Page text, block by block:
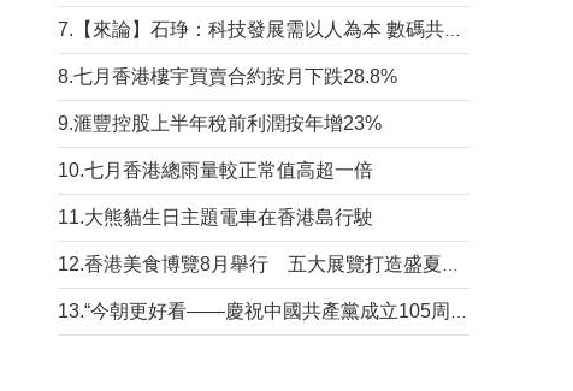
8.七月香港樓宇買賣合約按月下跌28.8%
9.滙豐控股上半年稅前利潤按年增23%
10.七月香港總雨量較正常值高超一倍
11.大熊貓生日主題電車在香港島行駛